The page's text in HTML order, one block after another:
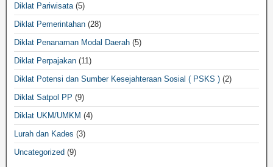
Diklat Pariwisata (5)
Diklat Pemerintahan (28)
Diklat Penanaman Modal Daerah (5)
Diklat Perpajakan (11)
Diklat Potensi dan Sumber Kesejahteraan Sosial ( PSKS ) (2)
Diklat Satpol PP (9)
Diklat UKM/UMKM (4)
Lurah dan Kades (3)
Uncategorized (9)